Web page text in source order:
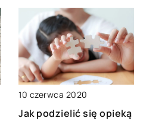
10 czerwca 2020
Jak podzielić się opieką